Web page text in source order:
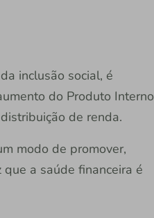
inclusão social, é
do Produto Interno
de renda.
modo de promover,
a saúde financeira é